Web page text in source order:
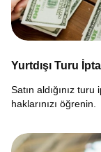
Yurtdışı Turu
Satın aldığınız
haklarınızı öğrenin.